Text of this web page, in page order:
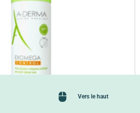
Vers le haut